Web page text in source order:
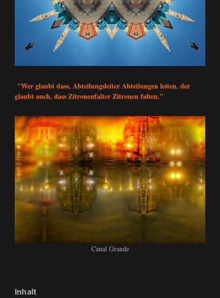
"Wer glaubt dass, Abteilungsleiter Abteilungen leiten, der
glaubt auch, dass Zitronenfalter Zitronen falten."
Canal Grande
Inhalt